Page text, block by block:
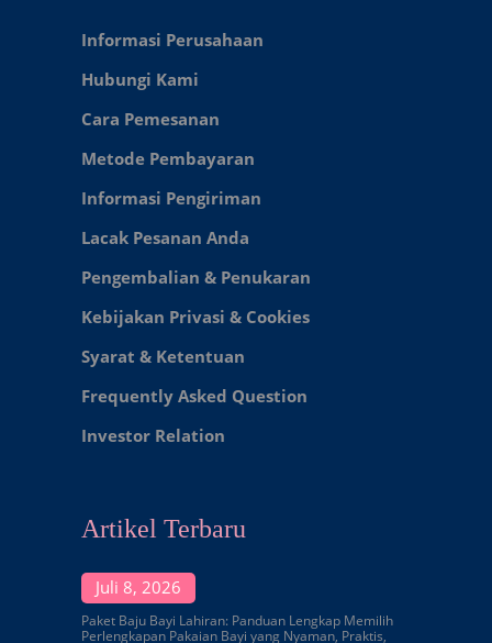
Informasi Perusahaan
Hubungi Kami
Cara Pemesanan
Metode Pembayaran
Informasi Pengiriman
Lacak Pesanan Anda
Pengembalian & Penukaran
Kebijakan Privasi & Cookies
Syarat & Ketentuan
Frequently Asked Question
Investor Relation
Artikel Terbaru
Juli 8, 2026
Paket Baju Bayi Lahiran: Panduan Lengkap Memilih
Perlengkapan Pakaian Bayi yang Nyaman, Praktis,